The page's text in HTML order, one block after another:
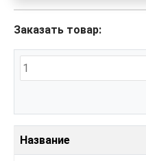
Заказать товар:
Название